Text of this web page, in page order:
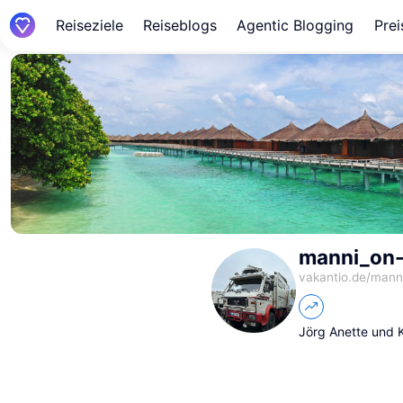
Reiseziele Reiseblogs Agentic Blogging
vakantio.de/
Jörg Anette und